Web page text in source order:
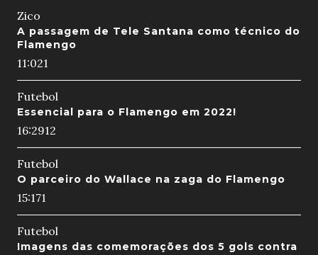
Zico
A passagem de Tele Santana como técnico do
Flamengo
11:021
Futebol
Essencial para o Flamengo em 2022!
16:2912
Futebol
O parceiro do Wallace na zaga do Flamengo
15:171
Futebol
Imagens das comemorações dos 5 gols contra